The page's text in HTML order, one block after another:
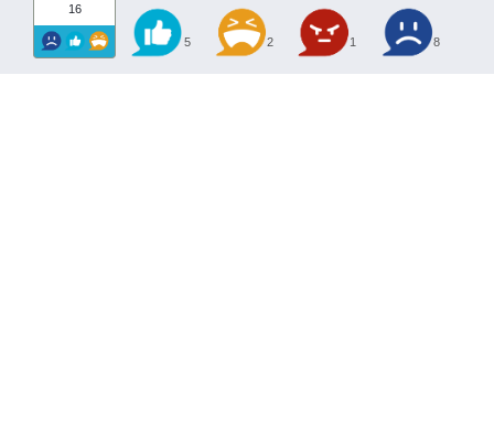
16
5 2 1 8